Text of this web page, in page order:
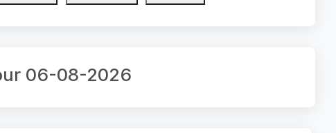
06-08-2026